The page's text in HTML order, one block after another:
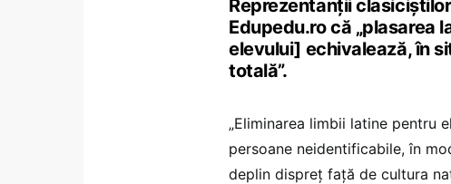
Reprezentanții
Edupedu.ro că „plasarea
elevului] echivalează, în
totală”.
„Eliminarea limbii latine pentru
persoane neidentificabile, în
deplin dispreț față de cultura